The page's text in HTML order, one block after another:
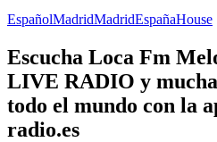
EspañolMadridMadridEspañaHouse
Escucha Loca Fm
LIVE RADIO y
todo el mundo con la
radio.es